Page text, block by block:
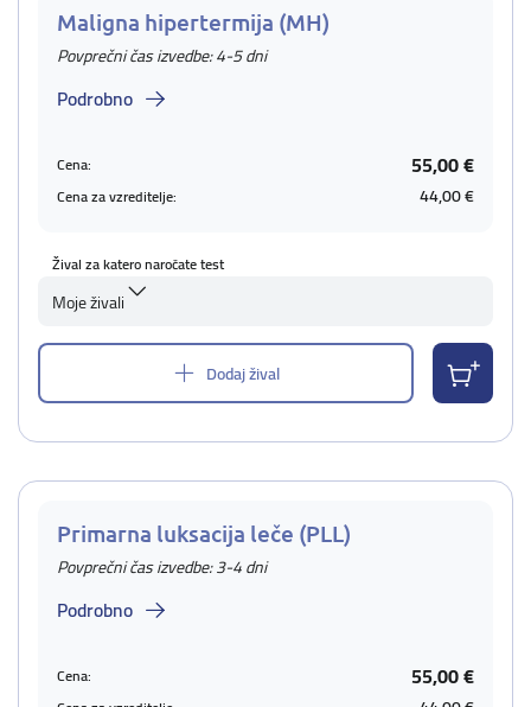
Maligna hipertermija (MH)
Povprečni čas izvedbe: 4-5 dni
Podrobno
Cena: 55,00 €
Cena za vzreditelje: 44,00 €
Žival za katero naročate test
Moje živali
Dodaj žival
Primarna luksacija leče (PLL)
Povprečni čas izvedbe: 3-4 dni
Podrobno
Cena: 55,00 €